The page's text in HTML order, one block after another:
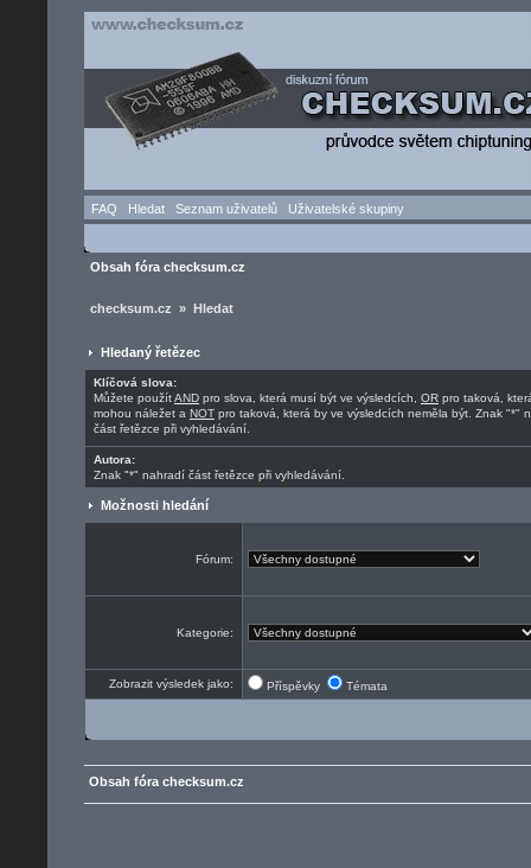
FAQ Hledat Seznam uživatelů Uživatelské skupiny
Obsah fóra checksum.cz
checksum.cz » Hledat
Hledaný řetězec
Klíčová slova:
Můžete použítAND pro slova, která musí být ve výsledcích, OR pro taková,
mohou náležet a NOT pro taková, která by ve výsledcích neměla být. Znak "*"
část řetězce při vyhledávání.
Autora:
Znak "*" nahradí část řetězce při vyhledávání.
Možnosti hledání
Fórum:
Kategorie:
Zobrazit výsledek jako: Příspěvky Témata
Obsah fóra checksum.cz